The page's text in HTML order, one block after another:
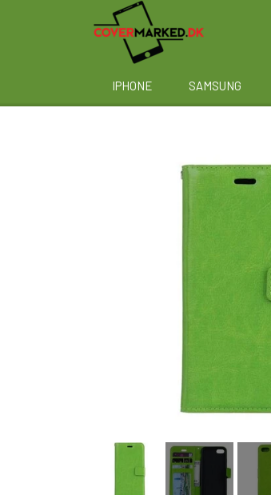
IPHONE SAMSUNG